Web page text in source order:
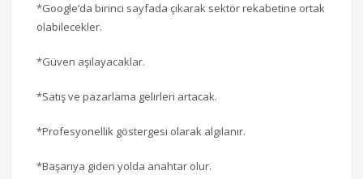
*Google’da birinci sayfada çıkarak sektör rekabetine ortak
olabilecekler.
*Güven aşılayacaklar.
*Satış ve pazarlama gelirleri artacak.
*Profesyonellik göstergesi olarak algılanır.
*Başarıya giden yolda anahtar olur.